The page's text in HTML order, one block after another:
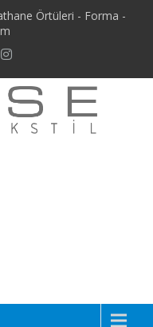
Örtüleri - Forma -